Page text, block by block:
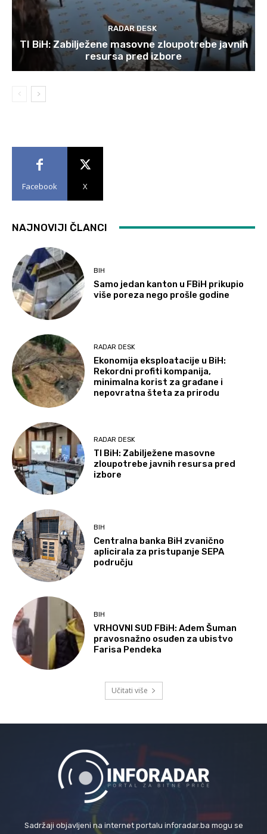
RADAR DESK
TI BiH: Zabilježene masovne zloupotrebe javnih
resursa pred izbore
Facebook X
NAJNOVIJI ČLANCI
BIH
Samo jedan kanton u FBiH prikupio
više poreza nego prošle godine
RADAR DESK
Ekonomija eksploatacije u BiH:
Rekordni profiti kompanija,
minimalna korist za građane i
nepovratna šteta za prirodu
RADAR DESK
TI BiH: Zabilježene masovne
zloupotrebe javnih resursa pred
izbore
BIH
Centralna banka BiH zvanično
aplicirala za pristupanje SEPA
području
BIH
VRHOVNI SUD FBiH: Adem Šuman
pravosnažno osuđen za ubistvo
Farisa Pendeka
Učitati više
Sadržaji objavljeni na internet portalu inforadar.ba mogu se